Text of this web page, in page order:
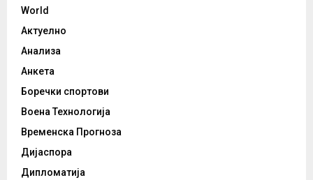
World
Актуелно
Анализа
Анкета
Боречки спортови
Воена Технологија
Временска Прогноза
Дијаспора
Дипломатија